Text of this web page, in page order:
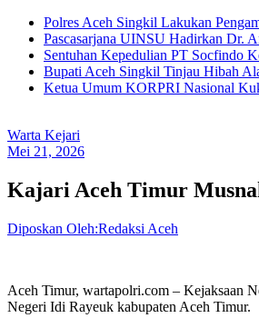
Polres Aceh Singkil Lakukan
Pascasarjana UINSU Hadirkan Dr.
Sentuhan Kepedulian PT Socfindo
Bupati Aceh Singkil Tinjau Hibah
Ketua Umum KORPRI Nasional
Warta Kejari
Mei 21, 2026
Kajari Aceh Timur
Diposkan Oleh:Redaksi Aceh
Aceh Timur, wartapolri.com – Kejaksaan
Negeri Idi Rayeuk kabupaten Aceh Timur.